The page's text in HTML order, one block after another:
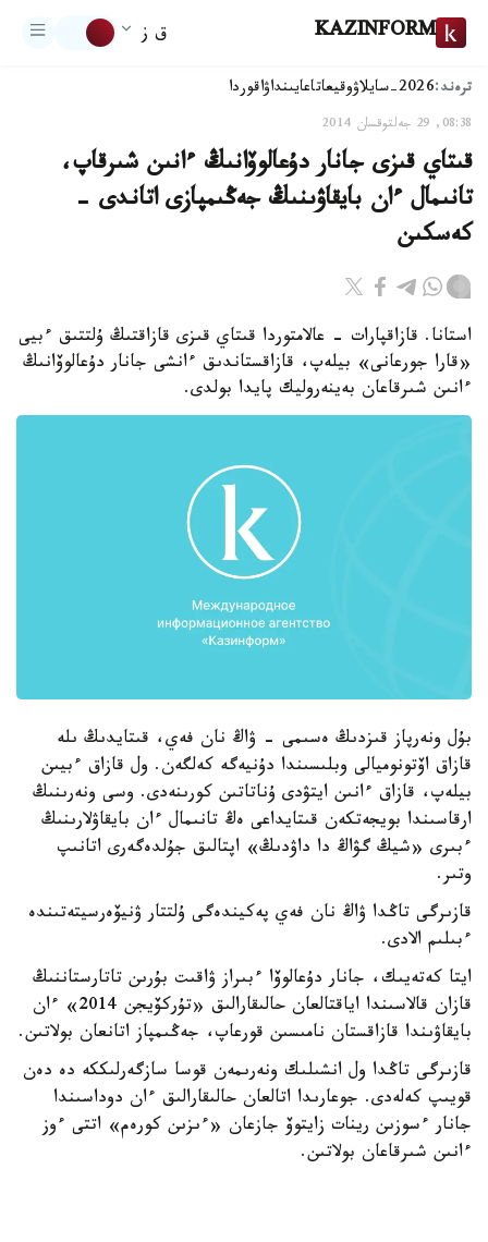
KAZINFORM ق ز
ترەند:2026-سايلاۋ وقيعاتاعايىنداۋاقوردا
08:38, 29 جەلتوقسان 2014
قىتاي قىزى جانار دۇعالوۆانىڭ ءانىن شىرقاپ،
تانىمال ءان بايقاۋىنىڭ جەڭىمپازى اتاندى -
كەسكىن
استانا. قازاقپارات - عالامتوردا قىتاي قىزى قازاقتىڭ ۇلتتىق ءبيى
«قارا جورعانى» بيلەپ، قازاقستاندىق ءانشى جانار دۇعالوۆانىڭ
ءانىن شىرقاعان بەينەروليك پايدا بولدى.
بۇل ونەرپاز قىزدىڭ ەسىمى - ۋاڭ نان فەي، قىتايدىڭ ىلە
قازاق اۆتونوميالى وبلىسىندا دۇنيەگە كەلگەن. ول قازاق ءبيىن
بيلەپ، قازاق ءانىن ايتۋدى ۇناتاتىن كورىنەدى. وسى ونەرىنىڭ
ارقاسىندا بويجەتكەن قىتايداعى ەڭ تانىمال ءان بايقاۋلارىنىڭ
ءبىرى «شيڭ گۋاڭ دا داۋدىڭ» اپتالىق جۇلدەگەرى اتانىپ
وتىر.
قازىرگى تاڭدا ۋاڭ نان فەي پەكيندەگى ۇلتتار ۋنيۆەرسيتەتىندە
ءبىلىم الادى.
ايتا كەتەيىك، جانار دۇعالوۆا ءبىراز ۋاقىت بۇرىن تاتارستاننىڭ
قازان قالاسىندا اياقتالعان حالىقارالىق «تۇركۆيجن 2014» ءان
بايقاۋىندا قازاقستان نامىسىن قورعاپ، جەڭىمپاز اتانعان بولاتىن.
قازىرگى تاڭدا ول انشىلىك ونەرىمەن قوسا سازگەرلىككە دە دەن
قويىپ كەلەدى. جوعارىدا اتالعان حالىقارالىق ءان دوداسىندا
جانار ءسوزىن رينات زايتوۆ جازعان «ءىزىن كورەم» اتتى ءوز
ءانىن شىرقاعان بولاتىن.